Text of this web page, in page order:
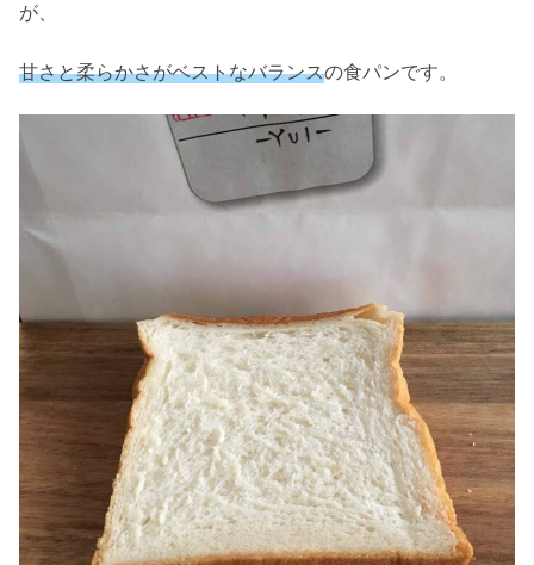
が、
甘さと柔らかさがベストなバランスの食パンです。